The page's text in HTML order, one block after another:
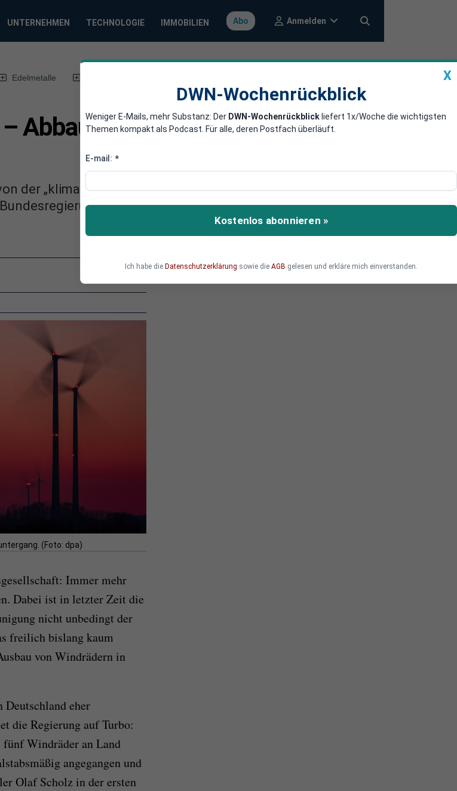
UNTERNEHMEN TECHNOLOGIE IMMOBILIEN Abo Anmelden
Edelmetalle
Abbau von Schutzrechten für
der „klimafreundlichen“ und für Mensch und Tier
angestrebte radikale Ausbau trägt
(Foto: dpa)
Immer mehr
Dabei ist in letzter Zeit die
nicht unbedingt der
freilich bislang kaum
von Windrädern in
Deutschland eher
die Regierung auf Turbo:
Windräder an Land
angegangen und
Olaf Scholz in der ersten
X
DWN-Wochenrückblick
Weniger E-Mails, mehr Substanz: Der DWN-Wochenrückblick liefert 1x/Woche die wichtigsten
Themen kompakt als Podcast. Für alle, deren Postfach überläuft.
E-mail: *
Kostenlos abonnieren »
Ich habe die Datenschutzerklärung sowie die AGB gelesen und erkläre mich einverstanden.